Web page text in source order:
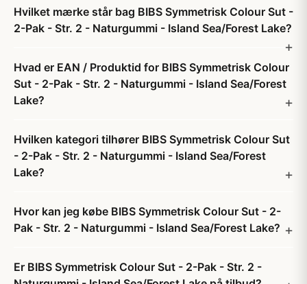
Hvilket mærke står bag BIBS Symmetrisk Colour Sut -
2-Pak - Str. 2 - Naturgummi - Island Sea/Forest Lake?
Hvad er EAN / Produktid for BIBS Symmetrisk Colour
Sut - 2-Pak - Str. 2 - Naturgummi - Island Sea/Forest
Lake?
Hvilken kategori tilhører BIBS Symmetrisk Colour Sut
- 2-Pak - Str. 2 - Naturgummi - Island Sea/Forest
Lake?
Hvor kan jeg købe BIBS Symmetrisk Colour Sut - 2-
Pak - Str. 2 - Naturgummi - Island Sea/Forest Lake?
Er BIBS Symmetrisk Colour Sut - 2-Pak - Str. 2 -